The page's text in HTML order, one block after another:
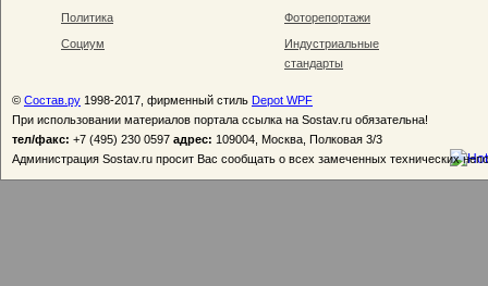
Политика
Социум
Фоторепортажи
Индустриальные
стандарты
© Состав.ру 1998-2017, фирменный стиль Depot WPF
При использовании материалов портала ссылка на Sostav.ru обязательна!
тел/факс: +7 (495) 230 0597 адрес: 109004, Москва, Полковая 3/3
Администрация Sostav.ru просит Вас сообщать о всех замеченных технических